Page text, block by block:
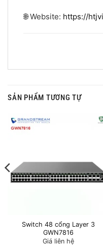
🌐 Website: https://
SẢN PHẨM TƯƠNG TỰ
Switch 48 cổng Layer 3
GWN7816
Giá liên hệ